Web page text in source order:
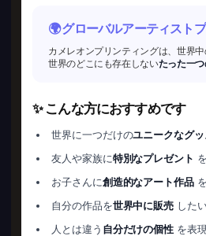
🌍 グローバルアーティスト
カメレオンプリンティングは、世界
世界のどこにも存在しないたった一
✨ こんな方におすすめです
世界に一つだけのユニークなグ
友人や家族に特別なプレゼント
お子さんに創造的なアート作品
自分の作品を世界中に販売 した
人とは違う 自分だけの個性 を表